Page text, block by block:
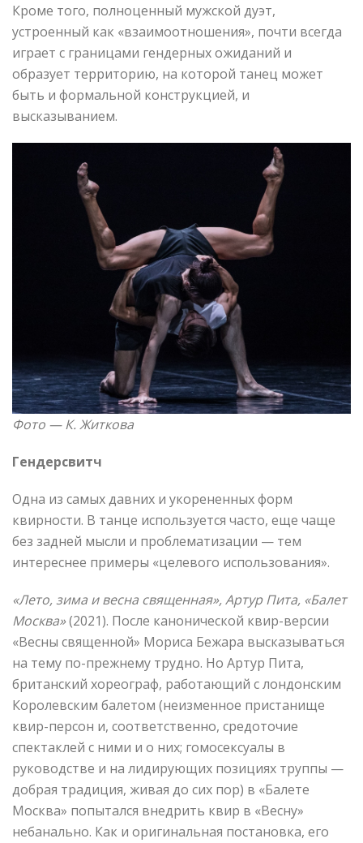
Кроме того, полноценный мужской дуэт,
устроенный как «взаимоотношения», почти всегда
играет с границами гендерных ожиданий и
образует территорию, на которой танец может
быть и формальной конструкцией, и
высказыванием.
Фото —К. Житкова
Гендерсвитч
Одна из самых давних и укорененных форм
квирности. В танце используется часто, еще чаще
без задней мысли и проблематизации — тем
интереснее примеры «целевого использования».
«Лето, зима и весна священная», Артур Пита, «Балет
Москва»(2021). После канонической квир-версии
«Весны священной» Мориса Бежара высказываться
на тему по-прежнему трудно. Но Артур Пита,
британский хореограф, работающий с лондонским
Королевским балетом (неизменное пристанище
квир-персон и, соответственно, средоточие
спектаклей с ними и о них; гомосексуалы в
руководстве и на лидирующих позициях труппы —
добрая традиция, живая до сих пор) в «Балете
Москва» попытался внедрить квир в «Весну»
небанально. Как и оригинальная постановка, его